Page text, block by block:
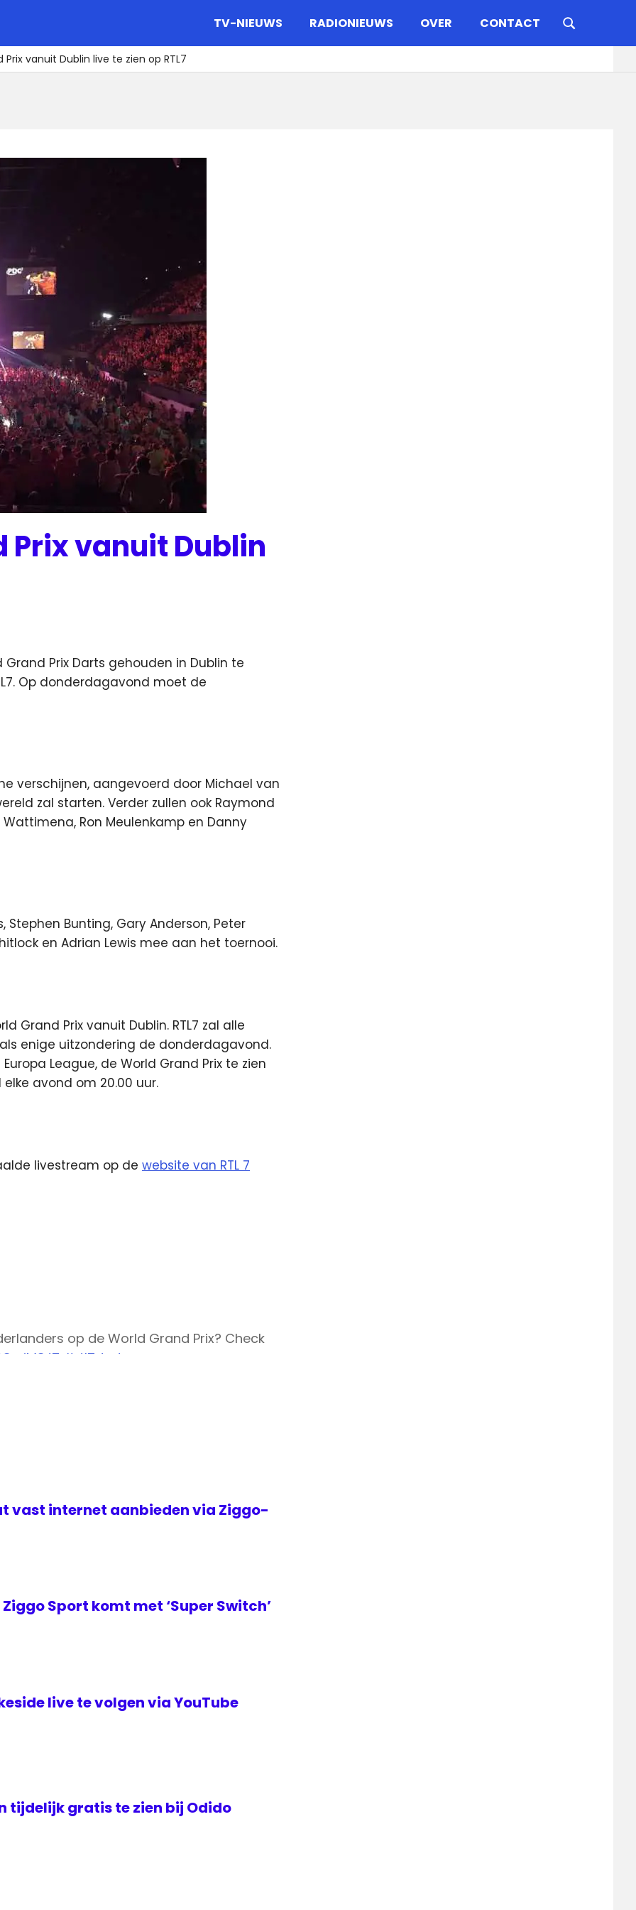
TV-NIEUWS RADIONIEUWS OVER CONTACT
Prix vanuit Dublin live te zien op RTL7
Prix vanuit Dublin
Prix Darts gehouden in Dublin te
Op donderdagavond moet de
verschijnen, aangevoerd door Michael van
zal starten. Verder zullen ook Raymond
Ron Meulenkamp en Danny
Bunting, Gary Anderson, Peter
en Adrian Lewis mee aan het toernooi.
Grand Prix vanuit Dublin. RTL7 zal alle
enige uitzondering de donderdagavond.
League, de World Grand Prix te zien
elke avond om 20.00 uur.
livestream op de website van RTL 7
op de World Grand Prix? Check
#rtl7darts
vast internet aanbieden via Ziggo-
Sport komt met ‘Super Switch’
live te volgen via YouTube
tijdelijk gratis te zien bij Odido